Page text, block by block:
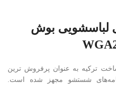
لباسشویی بوش
لباسشویی بوش سری 4 ساخت ترکیه به عنوان پرفروش ترین
شستشو مجهز شده است.